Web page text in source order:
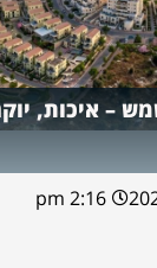
– איכות,
2:16 pm